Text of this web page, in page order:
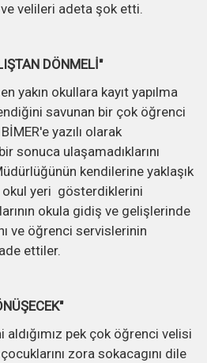
velileri adeta şok etti.
DÖNMELİ"
yakın okullara kayıt yapılma
savunan bir çok öğrenci
yazılı olarak
sonuca ulaşamadıklarını
kendilerine yaklaşık
yeri gösterdiklerini
okula gidiş ve gelişlerinde
ve öğrenci servislerinin
ettiler.
pek çok öğrenci velisi
zora sokacagını dile